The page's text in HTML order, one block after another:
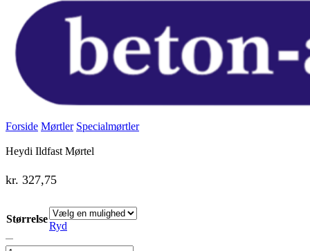
Forside Mørtler Specialmørtler
Heydi Ildfast Mørtel
kr. 327,75
Størrelse
Ryd
Heydi